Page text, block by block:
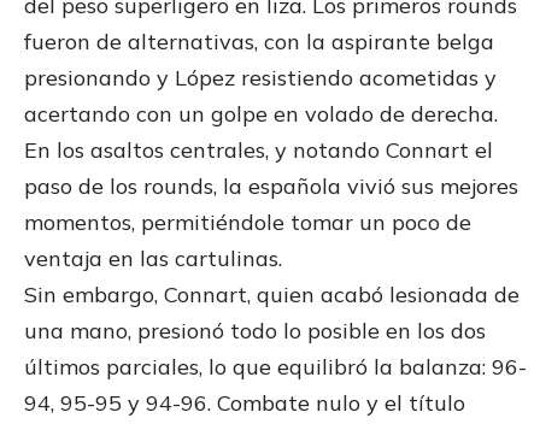
del peso superligero en liza. Los primeros rounds
fueron de alternativas, con la aspirante belga
presionando y López resistiendo acometidas y
acertando con un golpe en volado de derecha.
En los asaltos centrales, y notando Connart el
paso de los rounds, la española vivió sus mejores
momentos, permitiéndole tomar un poco de
ventaja en las cartulinas.
Sin embargo, Connart, quien acabó lesionada de
una mano, presionó todo lo posible en los dos
últimos parciales, lo que equilibró la balanza: 96-
94, 95-95 y 94-96. Combate nulo y el título